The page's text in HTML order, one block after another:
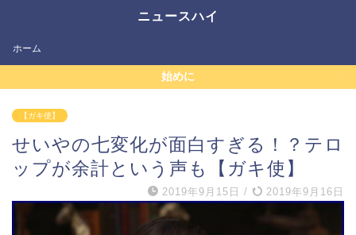
ニュースハイ
ホーム
始めに
【ガキ使】
せいやの七変化が面白すぎる！？テロ
ップが余計という声も【ガキ使】
2019年9月15日 / 2019年9月16日